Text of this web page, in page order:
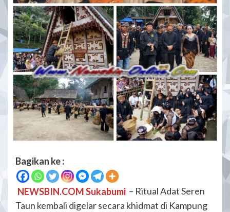
Bagikan ke :
NEWSBIN.COM Sukabumi – Ritual Adat Seren
Taun kembali digelar secara khidmat di Kampung